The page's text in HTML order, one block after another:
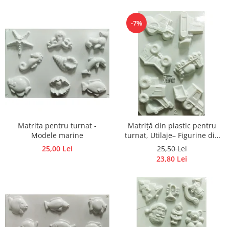
Pluta
Matrita pentru turnat -
Modele marine
25,00 Lei
-7%
Matriță din plastic pentru
turnat, Utilaje– Figurine din
ipsos, praf ceramic, beton,
piatră lichidă sau săpun
25,50 Lei
23,80 Lei